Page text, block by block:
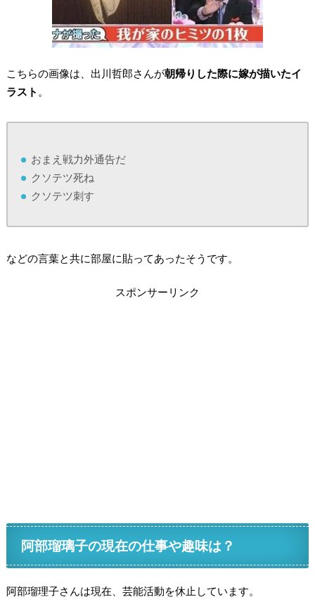
こちらの画像は、出川哲郎さんが朝帰りした際に嫁が描いたイ
ラスト 。
おまえ戦力外通告だ
クソテツ死ね
クソテツ刺す
などの言葉と共に部屋に貼ってあったそうです。
スポンサーリンク
阿部瑠璃子の現在の仕事や趣味は？
阿部瑠理子さんは現在、芸能活動を休止しています。